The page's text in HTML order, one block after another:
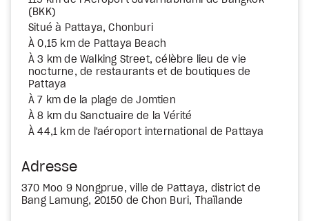
(BKK)
Situé à Pattaya, Chonburi
À 0,15 km de Pattaya Beach
À 3 km de Walking Street, célèbre lieu de vie
nocturne, de restaurants et de boutiques de
Pattaya
À 7 km de la plage de Jomtien
À 8 km du Sanctuaire de la Vérité
À 44,1 km de l'aéroport international de Pattaya
Adresse
370 Moo 9 Nongprue, ville de Pattaya, district de
Bang Lamung, 20150 de Chon Buri, Thaïlande